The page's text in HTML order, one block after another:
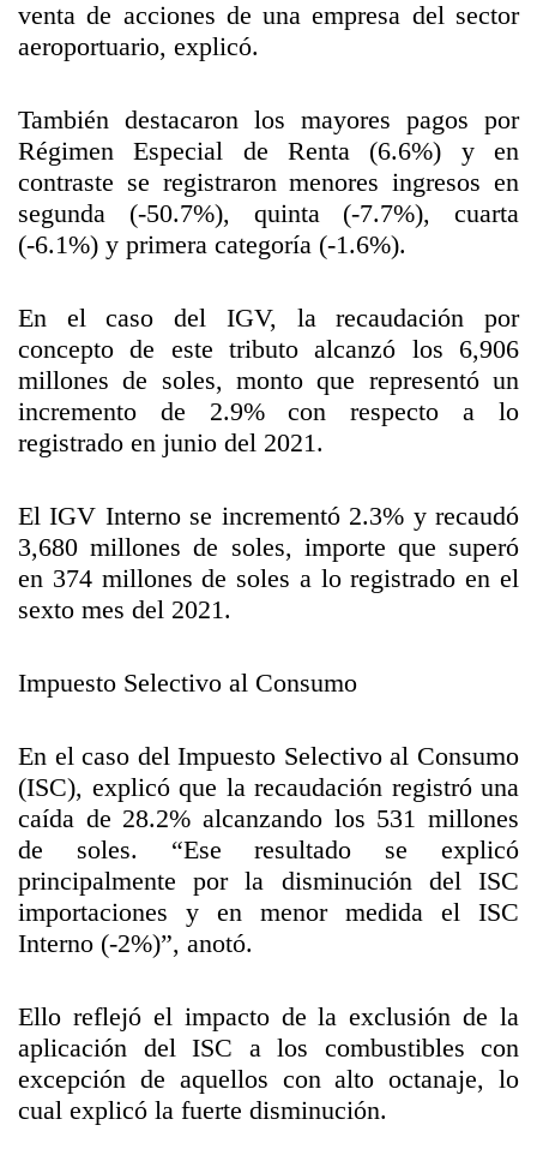
venta de acciones de una empresa del sector
aeroportuario, explicó.
También destacaron los mayores pagos por
Régimen Especial de Renta (6.6%) y en
contraste se registraron menores ingresos en
segunda (-50.7%), quinta (-7.7%), cuarta
(-6.1%) y primera categoría (-1.6%).
En el caso del IGV, la recaudación por
concepto de este tributo alcanzó los 6,906
millones de soles, monto que representó un
incremento de 2.9% con respecto a lo
registrado en junio del 2021.
El IGV Interno se incrementó 2.3% y recaudó
3,680 millones de soles, importe que superó
en 374 millones de soles a lo registrado en el
sexto mes del 2021.
Impuesto Selectivo al Consumo
En el caso del Impuesto Selectivo al Consumo
(ISC), explicó que la recaudación registró una
caída de 28.2% alcanzando los 531 millones
de soles. “Ese resultado se explicó
principalmente por la disminución del ISC
importaciones y en menor medida el ISC
Interno (-2%)”, anotó.
Ello reflejó el impacto de la exclusión de la
aplicación del ISC a los combustibles con
excepción de aquellos con alto octanaje, lo
cual explicó la fuerte disminución.